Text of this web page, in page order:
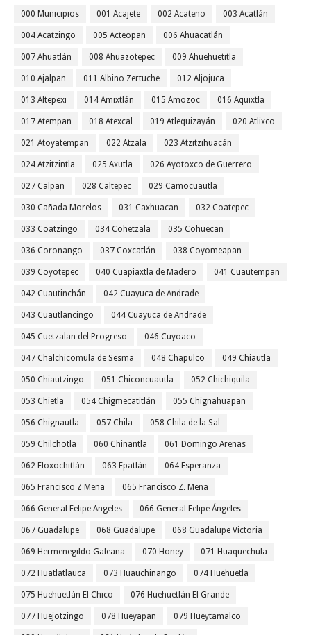
000 Municipios 001 Acajete 002 Acateno 003 Acatlán
004 Acatzingo 005 Acteopan 006 Ahuacatlán
007 Ahuatlán 008 Ahuazotepec 009 Ahuehuetitla
010 Ajalpan 011 Albino Zertuche 012 Aljojuca
013 Altepexi 014 Amixtlán 015 Amozoc 016 Aquixtla
017 Atempan 018 Atexcal 019 Atlequizayán 020 Atlixco
021 Atoyatempan 022 Atzala 023 Atzitzihuacán
024 Atzitzintla 025 Axutla 026 Ayotoxco de Guerrero
027 Calpan 028 Caltepec 029 Camocuautla
030 Cañada Morelos 031 Caxhuacan 032 Coatepec
033 Coatzingo 034 Cohetzala 035 Cohuecan
036 Coronango 037 Coxcatlán 038 Coyomeapan
039 Coyotepec 040 Cuapiaxtla de Madero 041 Cuautempan
042 Cuautinchán 042 Cuayuca de Andrade
043 Cuautlancingo 044 Cuayuca de Andrade
045 Cuetzalan del Progreso 046 Cuyoaco
047 Chalchicomula de Sesma 048 Chapulco 049 Chiautla
050 Chiautzingo 051 Chiconcuautla 052 Chichiquila
053 Chietla 054 Chigmecatitlán 055 Chignahuapan
056 Chignautla 057 Chila 058 Chila de la Sal
059 Chilchotla 060 Chinantla 061 Domingo Arenas
062 Eloxochitlán 063 Epatlán 064 Esperanza
065 Francisco Z Mena 065 Francisco Z. Mena
066 General Felipe Angeles 066 General Felipe Ángeles
067 Guadalupe 068 Guadalupe 068 Guadalupe Victoria
069 Hermenegildo Galeana 070 Honey 071 Huaquechula
072 Huatlatlauca 073 Huauchinango 074 Huehuetla
075 Huehuetlán El Chico 076 Huehuetlán El Grande
077 Huejotzingo 078 Hueyapan 079 Hueytamalco